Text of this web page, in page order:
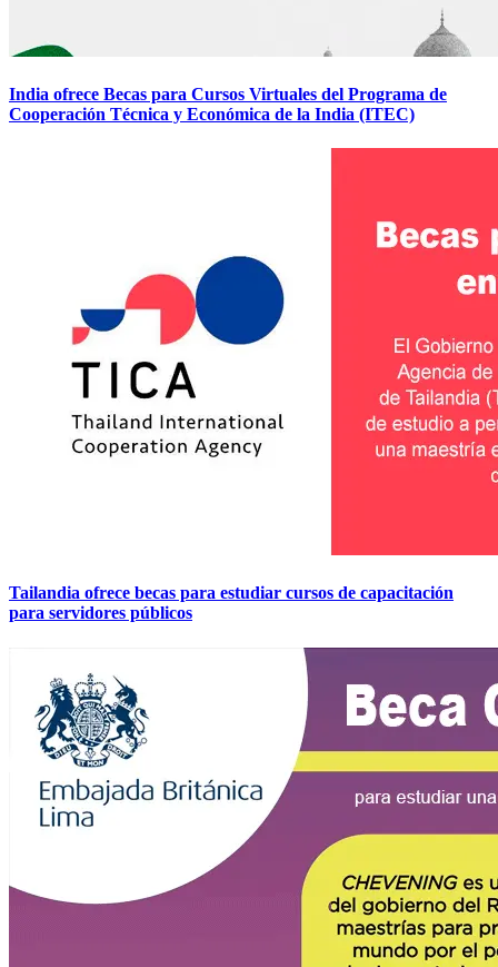
India ofrece Becas para Cursos Virtuales del Programa de
Cooperación Técnica y Económica de la India (ITEC)
Tailandia ofrece becas para estudiar cursos de capacitación
para servidores públicos